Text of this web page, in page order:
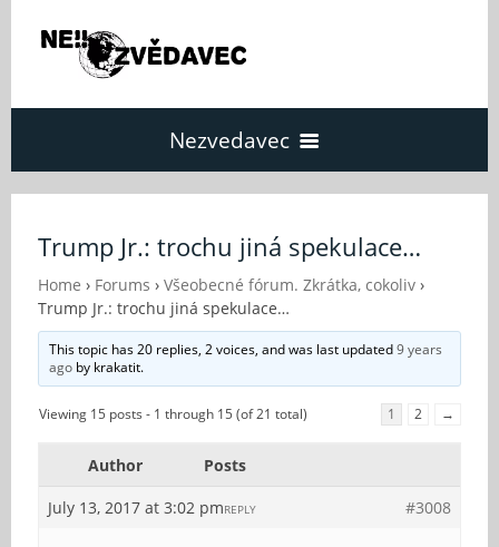
Nezvedavec
Fórum
O Nezvědavci
Kontakt
Trump Jr.: trochu jiná spekulace…
Home › Forums › Všeobecné fórum. Zkrátka, cokoliv ›
Trump Jr.: trochu jiná spekulace…
This topic has 20 replies, 2 voices, and was last updated9 years
ago by krakatit.
Viewing 15 posts - 1 through 15 (of 21 total) 1 2 →
Author
Posts
July 13, 2017 at 3:02 pm
#3008
REPLY